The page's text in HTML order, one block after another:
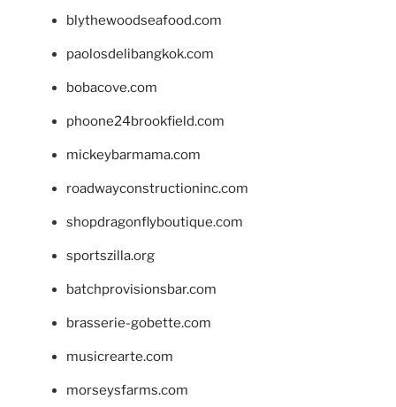
blythewoodseafood.com
paolosdelibangkok.com
bobacove.com
phoone24brookfield.com
mickeybarmama.com
roadwayconstructioninc.com
shopdragonflyboutique.com
sportszilla.org
batchprovisionsbar.com
brasserie-gobette.com
musicrearte.com
morseysfarms.com